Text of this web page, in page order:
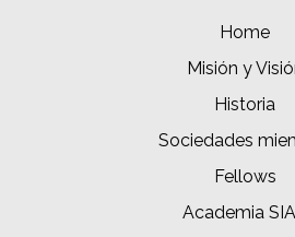
Home
Misión y
Historia
Sociedades
Fellows
Academia